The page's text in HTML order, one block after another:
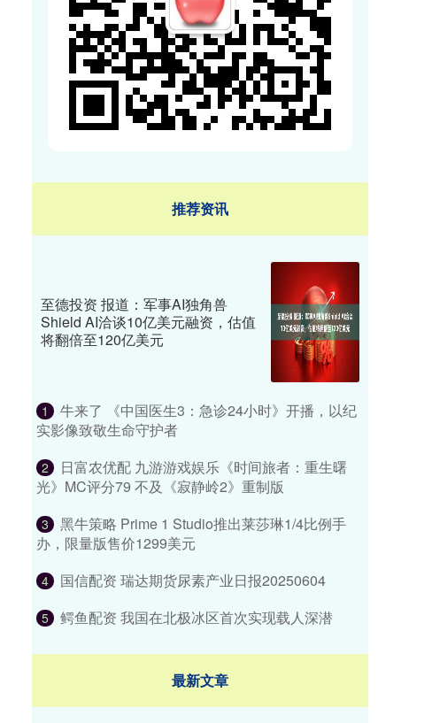
推荐资讯
至德投资 报道：军事AI独角兽
Shield AI洽谈10亿美元融资，估值
将翻倍至120亿美元
1
牛来了 《中国医生3：急诊24小时》开播，以纪
实影像致敬生命守护者
2
日富农优配 九游游戏娱乐《时间旅者：重生曙
光》MC评分79 不及《寂静岭2》重制版
3
黑牛策略 Prime 1 Studio推出莱莎琳1/4比例手
办，限量版售价1299美元
4 国信配资 瑞达期货尿素产业日报20250604
5 鳄鱼配资 我国在北极冰区首次实现载人深潜
最新文章